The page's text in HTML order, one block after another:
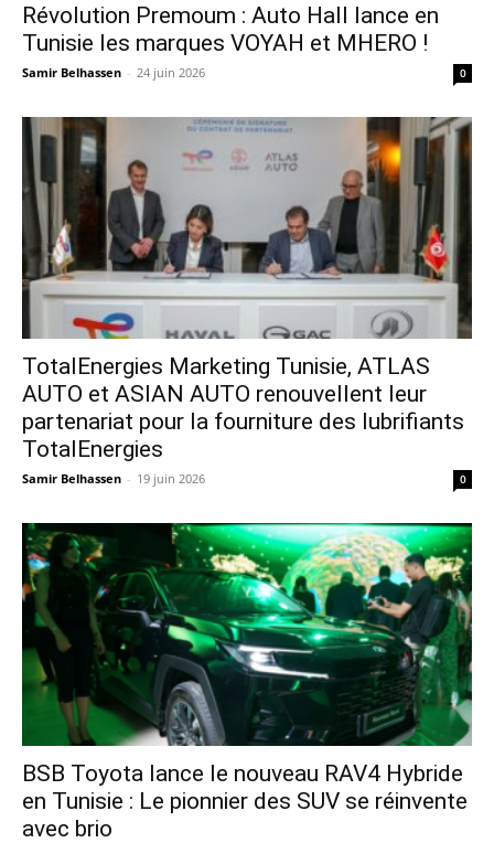
Révolution Premoum : Auto Hall lance en
Tunisie les marques VOYAH et MHERO !
Samir Belhassen - 24 juin 2026 0
TotalEnergies Marketing Tunisie, ATLAS
AUTO et ASIAN AUTO renouvellent leur
partenariat pour la fourniture des lubrifiants
TotalEnergies
Samir Belhassen - 19 juin 2026 0
​BSB Toyota lance le nouveau RAV4 Hybride
en Tunisie : Le pionnier des SUV se réinvente
avec brio